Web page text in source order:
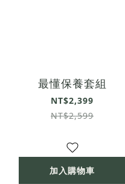
最懂保養套組
NT$2,399
NT$2,599
加入購物車